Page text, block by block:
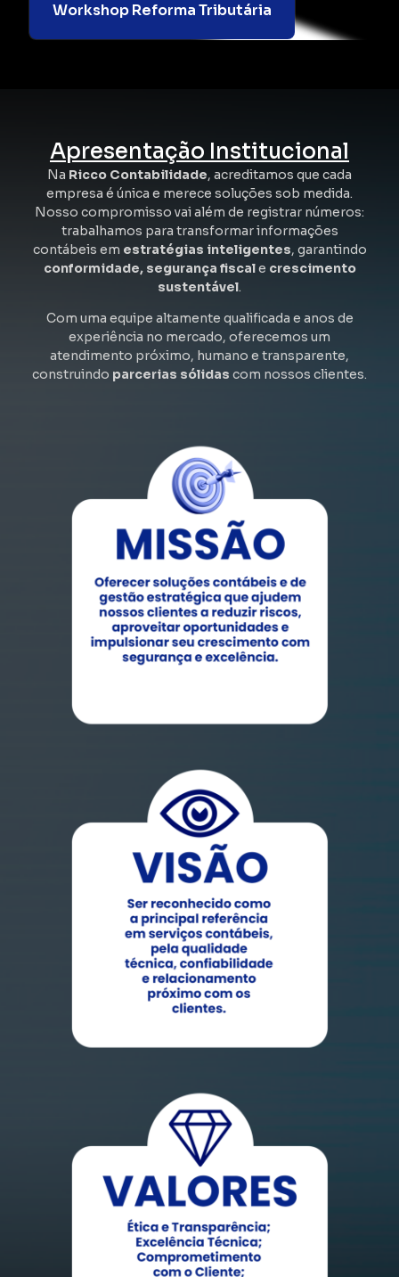
Workshop Reforma Tributária
Apresentação Institucional
Na Ricco Contabilidade, acreditamos que cada
empresa é única e merece soluções sob medida.
Nosso compromisso vai além de registrar números:
trabalhamos para transformar informações
contábeis em estratégias inteligentes, garantindo
conformidade, segurança fiscale crescimento
sustentável.
Com uma equipe altamente qualificada e anos de
experiência no mercado, oferecemos um
atendimento próximo, humano e transparente,
construindo parcerias sólidas com nossos clientes.